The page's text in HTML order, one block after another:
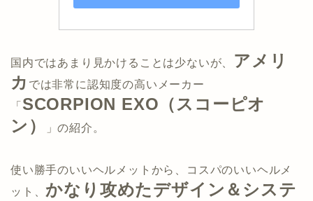
国内ではあまり見かけることは少ないが、
アメリ
カ では非常に認知度の高いメーカー
「 SCORPION EXO（スコーピオ
ン）
」の紹介。
使い勝手のいいヘルメットから、コスパのいいヘルメ
ット、 かなり攻めたデザイン＆システ